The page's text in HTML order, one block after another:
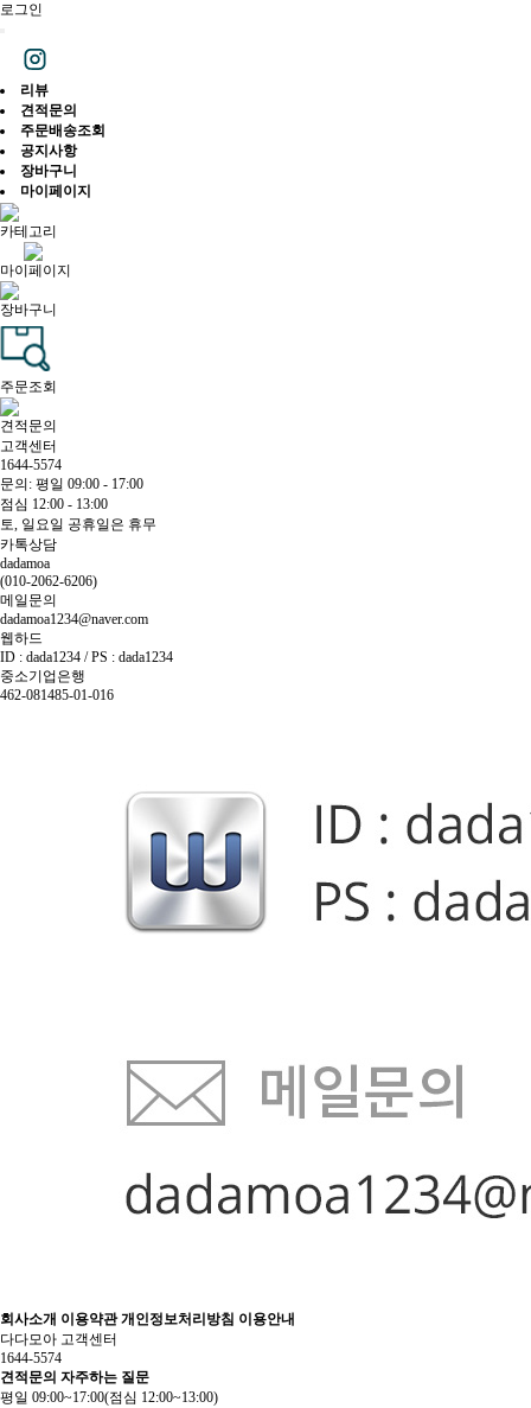
로그인
리뷰
견적문의
주문배송조회
공지사항
장바구니
마이페이지
카테고리
마이페이지
장바구니
주문조회
견적문의
고객센터
1644-5574
문의: 평일 09:00 - 17:00
점심 12:00 - 13:00
토, 일요일 공휴일은 휴무
카톡상담
dadamoa
(010-2062-6206)
메일문의
dadamoa1234@naver.com
웹하드
ID : dada1234 / PS : dada1234
중소기업은행
462-081485-01-016
회사소개 이용약관 개인정보처리방침 이용안내
다다모아 고객센터
1644-5574
견적문의 자주하는 질문
평일 09:00~17:00(점심 12:00~13:00)